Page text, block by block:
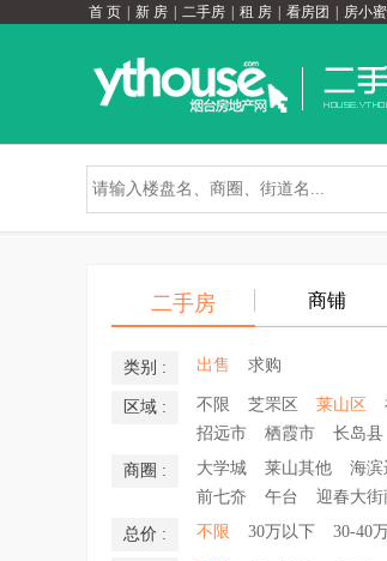
首 页 新 房 二手房 租 房 看房团 房小蜜
二手房 商铺
类别 : 出售 求购
区域 : 不限 芝罘区 莱山区
招远市
栖霞市 长岛县
商圈 : 大学城 莱山其他 海滨
前七夼
午台 迎春大
总价 : 不限 30万以下 30-40